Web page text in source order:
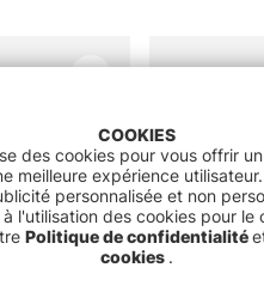
COOKIES
des cookies pour vous offrir
meilleure expérience
personnalisée et non
l'utilisation des cookies pour le
Politique de confidentialité
cookies .